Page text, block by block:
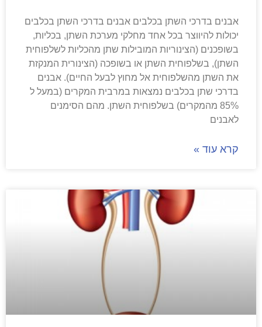
אבנים בדרכי השתן בכלבים אבנים בדרכי השתן בכלבים
יכולות להיווצר בכל אחד מחלקי מערכת השתן, בכליות,
בשופכנים (הצינוריות המובילות שתן מהכליות לשלפוחית
השתן), בשלפוחית השתן או בשופכה (הצינורית המנקזת
את השתן מהשלפוחית אל מחוץ לבעל החיים). אבנים
בדרכי שתן בכלבים נמצאות במרבית המקרים (במעל ל
85% מהמקרים) בשלפוחית השתן. מהם הסימנים
לאבנים
קרא עוד »